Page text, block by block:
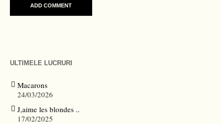
ULTIMELE LUCRURI
Macarons
24/03/2026
J,aime les blondes ..
17/02/2025